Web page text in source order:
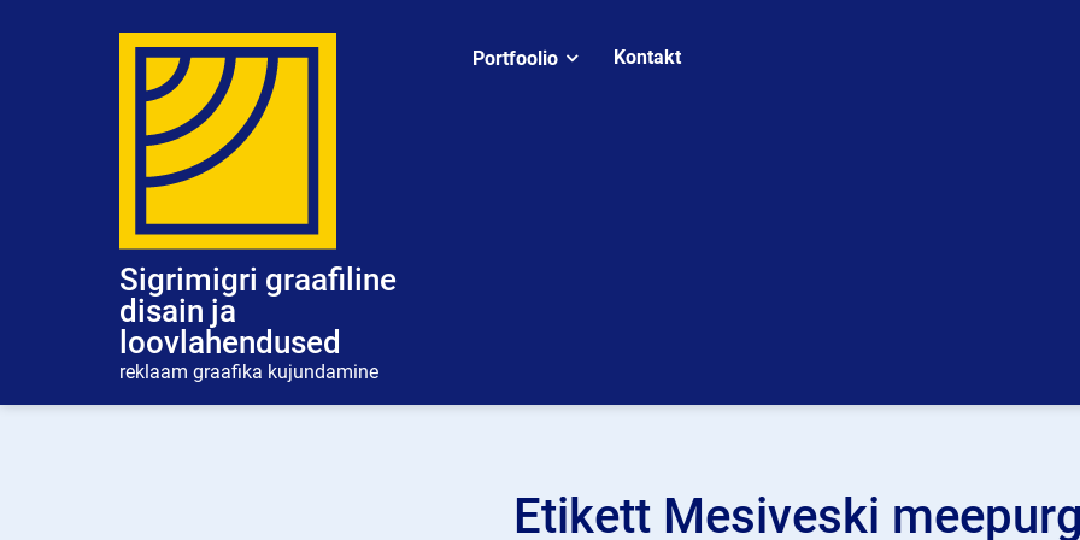
Sigrimigri graafiline
disain ja
loovlahendused
reklaam graafika kujundamine
Portfoolio Kontakt
Etikett Mesiveski